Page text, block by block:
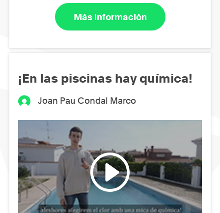
Más información
¡En las piscinas hay química!
Joan Pau Condal Marco